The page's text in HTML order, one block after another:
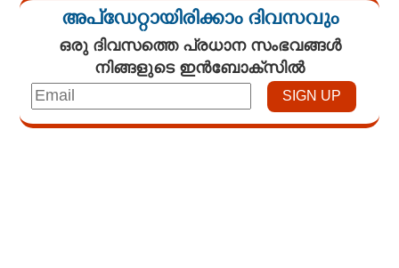
അപ്ഡേറ്റായിരിക്കാം ദിവസവും
ഒരു ദിവസത്തെ പ്രധാന സംഭവങ്ങൾ
നിങ്ങളുടെ ഇൻബോക്സിൽ